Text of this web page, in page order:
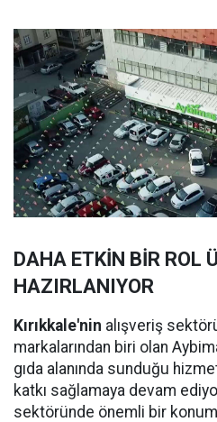
DAHA ETKİN BİR ROL
HAZIRLANIYOR
Kırıkkale'nin alışveriş
markalarından biri olan
gıda alanında sunduğu
katkı sağlamaya devam
sektöründe önemli bir